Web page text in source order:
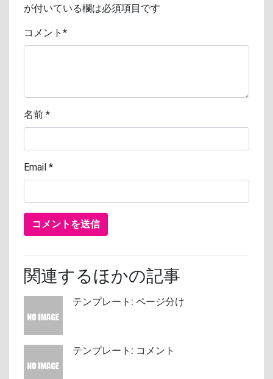
が付いている欄は必須項目です
コメント *
名前 *
Email *
関連するほかの記事
テンプレート: ページ分け
テンプレート: コメント